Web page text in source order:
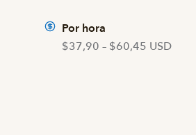
Por hora
$37,90 – $60,45 USD